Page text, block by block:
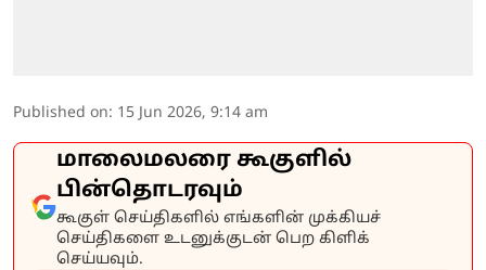
Published on: 15 Jun 2026, 9:14 am
மாலைமலரை கூகுளில்
பின்தொடரவும்
கூகுள் செய்திகளில் எங்களின் முக்கியச்
செய்திகளை உடனுக்குடன் பெற கிளிக்
செய்யவும்.